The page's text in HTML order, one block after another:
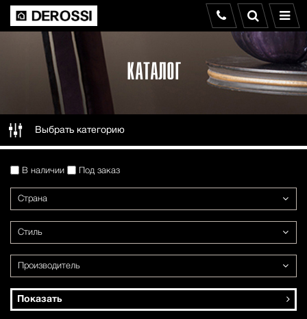
КАТАЛОГ
Выбрать категорию
В наличии Под заказ
Страна
Стиль
Производитель
Показать